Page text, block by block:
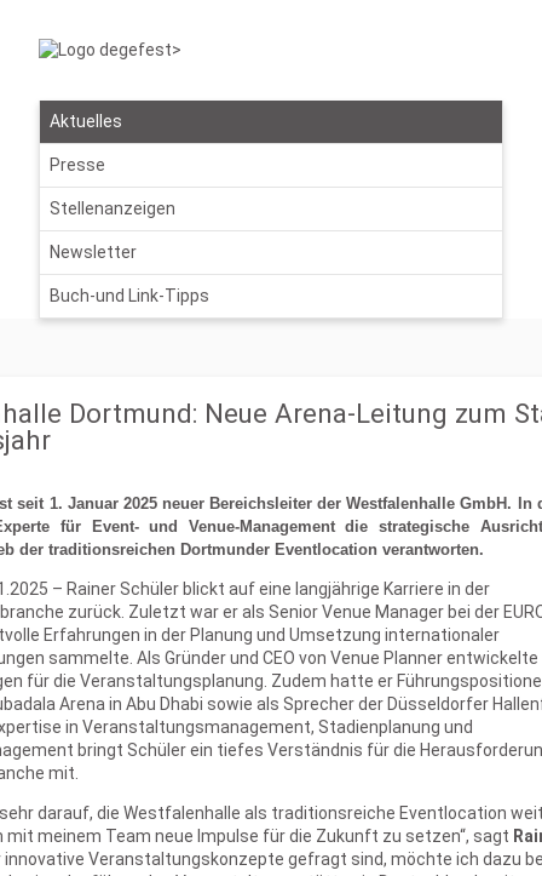
Aktuelles
Presse
Stellenanzeigen
Newsletter
Buch-und Link-Tipps
Dortmund: Neue Arena-Leitung zum
seit 1. Januar 2025 neuer Bereichsleiter der Westfalenhalle GmbH. In
für Event- und Venue-Management die strategische
der traditionsreichen Dortmunder Eventlocation verantworten.
– Rainer Schüler blickt auf eine langjährige Karriere in der
zurück. Zuletzt war er als Senior Venue Manager bei der
Erfahrungen in der Planung und Umsetzung internationaler
sammelte. Als Gründer und CEO von Venue Planner
für die Veranstaltungsplanung. Zudem hatte er
Arena in Abu Dhabi sowie als Sprecher der Düsseldorfer
in Veranstaltungsmanagement, Stadienplanung und
bringt Schüler ein tiefes Verständnis für die
mit.
darauf, die Westfalenhalle als traditionsreiche Eventlocation
mit meinem Team neue Impulse für die Zukunft zu setzen“, sagt
innovative Veranstaltungskonzepte gefragt sind, möchte ich dazu